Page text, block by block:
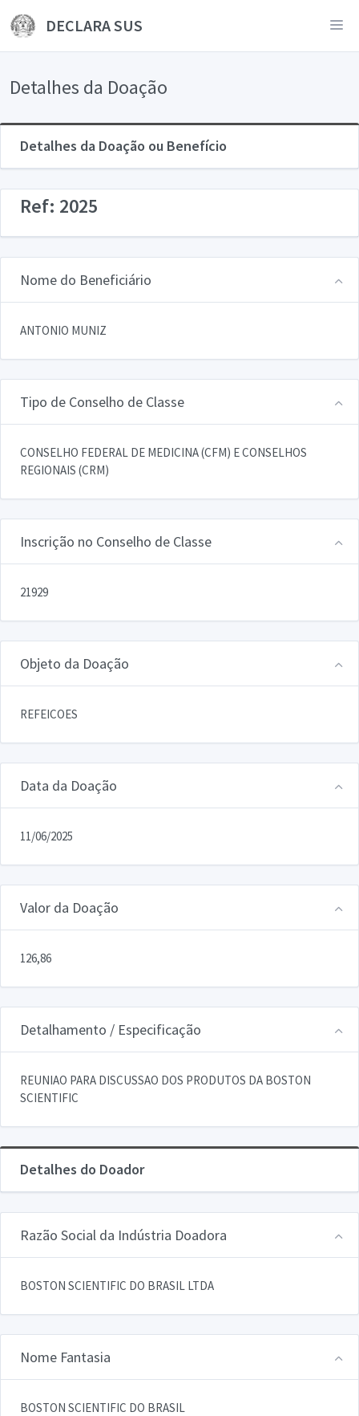
DECLARA SUS
Detalhes da Doação
Detalhes da Doação ou Benefício
Ref: 2025
Nome do Beneficiário
ANTONIO MUNIZ
Tipo de Conselho de Classe
CONSELHO FEDERAL DE MEDICINA (CFM) E CONSELHOS
REGIONAIS (CRM)
Inscrição no Conselho de Classe
21929
Objeto da Doação
REFEICOES
Data da Doação
11/06/2025
Valor da Doação
126,86
Detalhamento / Especificação
REUNIAO PARA DISCUSSAO DOS PRODUTOS DA BOSTON
SCIENTIFIC
Detalhes do Doador
Razão Social da Indústria Doadora
BOSTON SCIENTIFIC DO BRASIL LTDA
Nome Fantasia
BOSTON SCIENTIFIC DO BRASIL